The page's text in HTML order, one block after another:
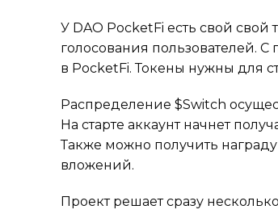
У DAO PocketFi есть свой
голосования пользователей.
в PocketFi. Токены нужны для
Распределение $Switch
На старте аккаунт начнет
Также можно получить
вложений.
Проект решает сразу